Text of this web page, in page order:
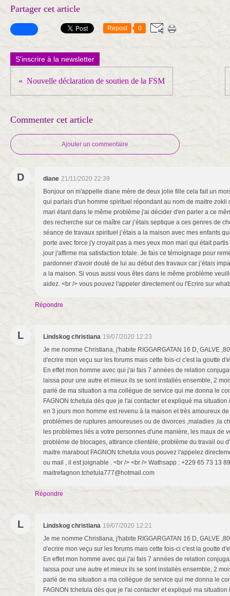
Partager cet article
Repost 0
S'inscrire à la newsletter
Nouvelle déclaration de soutien de la FSM
Commenter cet article
Ajouter un commentaire
D diane 21/11/2020 22:39
Bonjour on m'appelle diane mère de deux jolie fille cela fait un
qui parlais d'un homme spirituel répondant au nom de maitre zokli
mari étant dans le même problème j'ai décider d'en parler a ce
des recherche sur ce maître car j’étais septique a ces genres de
séance de travaux spirituel j’étais a la maison avec mes enfants
porte avec force j'y croyait pas a mes yeux mon mari qui était
jour j'affirme ma satisfaction totale. Je fais ce témoignage pour
pardonner d'avoir douté de lui au début des travaux car j’étais
a la maison. Si vous aussi vous êtes dans le même problème
aidez. <br /> vous pouvez l'appeler directement ou l'Ecrire sur
Répondre
L Lindskog christiana 19/07/2020 12:23
Je me nomme Christiana, j'habite RIGGARGATAN 16 D, GALVE
d'ecrire mon veçu sur les forums mais cette fois-ci c'est la goutte
En effet mon homme avec qui j'ai fais 7 années de relation
laissa pour une autre et mieux ils se sont installés ensemble, 2
parlé de ma situation a ma collègue de service qui me donna le
FAGNON tchetula dès que je l'ai contacter et expliqué ma
en 3 jours mon homme est revenu à la maison et très amoureux
problèmes de ruptures amoureuses ou de divorces ,maladies ,la
les problèmes liés a votre personnes d'une manière, les maux de
problème de blocages, attirance clientèle, problème du travail ou
maitre marabout FAGNON tchetula vous pouvez l'appelez
ou mail , il est joignable . <br /> <br /> Wathsapp : +229 65 73 13
maitrefagnon.tchetula777@hotmail.com
Répondre
L Lindskog christiana 19/07/2020 12:21
Je me nomme Christiana, j'habite RIGGARGATAN 16 D, GALVE
d'ecrire mon veçu sur les forums mais cette fois-ci c'est la goutte
En effet mon homme avec qui j'ai fais 7 années de relation
laissa pour une autre et mieux ils se sont installés ensemble, 2
parlé de ma situation a ma collègue de service qui me donna le
FAGNON tchetula dès que je l'ai contacter et expliqué ma